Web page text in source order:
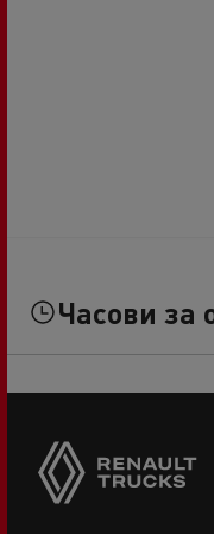
Часови за